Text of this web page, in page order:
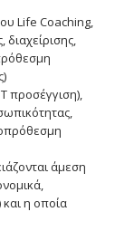
Life Coaching,
προσέγγιση),
άμεση
η οποία